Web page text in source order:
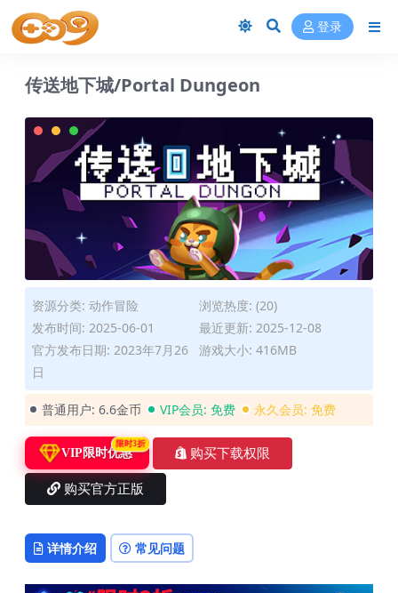
登录
传送地下城/Portal Dungeon
资源分类: 动作冒险
浏览热度: (20)
发布时间: 2025-06-01
最近更新: 2025-12-08
官方发布日期: 2023年7月26
日
游戏大小: 416MB
普通用户: 6.6金币 VIP会员: 免费 永久会员: 免费
VIP限时优惠
限时3折
购买下载权限
购买官方正版
详情介绍 常见问题